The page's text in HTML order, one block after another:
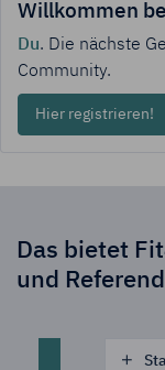
Willkommen
Du. Die nächste
Community.
Hier registrieren!
Das bietet
und